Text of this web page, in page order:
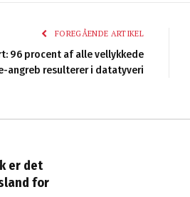
FOREGÅENDE ARTIKEL
96 procent af alle vellykkede
angreb resulterer i datatyveri
er det
for